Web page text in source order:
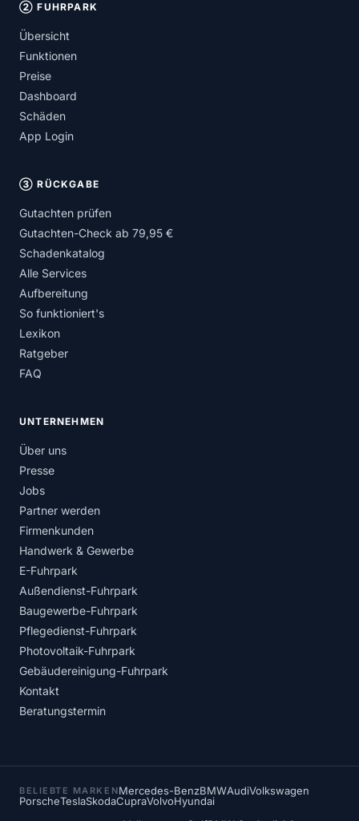
② FUHRPARK
Übersicht
Funktionen
Preise
Dashboard
Schäden
App Login
③ RÜCKGABE
Gutachten prüfen
Gutachten-Check ab 79,95 €
Schadenkatalog
Alle Services
Aufbereitung
So funktioniert's
Lexikon
Ratgeber
FAQ
UNTERNEHMEN
Über uns
Presse
Jobs
Partner werden
Firmenkunden
Handwerk & Gewerbe
E-Fuhrpark
Außendienst-Fuhrpark
Baugewerbe-Fuhrpark
Pflegedienst-Fuhrpark
Photovoltaik-Fuhrpark
Gebäudereinigung-Fuhrpark
Kontakt
Beratungstermin
BELIEBTE MARKENMercedes-BenzBMWAudiVolkswagen
PorscheTeslaSkodaCupraVolvoHyundai